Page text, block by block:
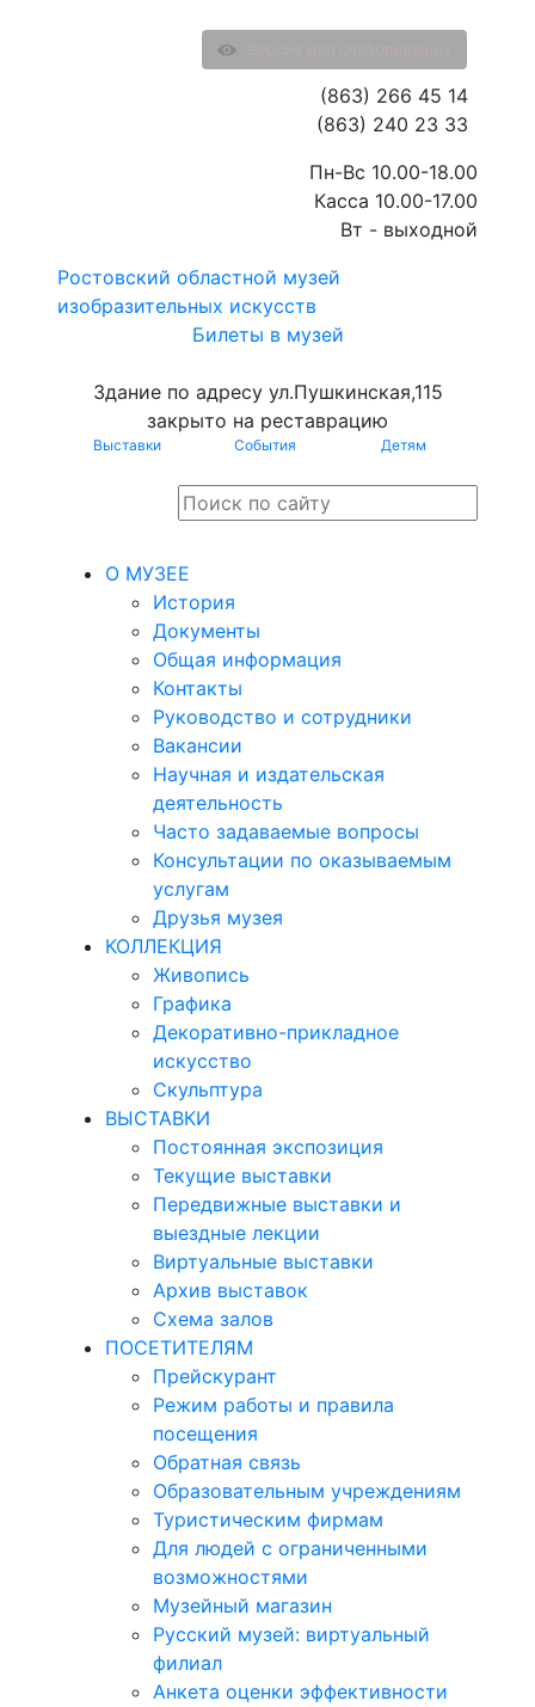
Ростовский областной музей
изобразительных искусств
Билеты в музей
Здание по адресу ул.Пушкинская,115
закрыто на реставрацию
Выставки События Детям
(863) 266 45 14
(863) 240 23 33
Пн-Вс 10.00-18.00
Касса 10.00-17.00
Вт - выходной
О МУЗЕЕ
История
Документы
Общая информация
Контакты
Руководство и сотрудники
Вакансии
Научная и издательская
деятельность
Часто задаваемые вопросы
Консультации по оказываемым
услугам
Друзья музея
КОЛЛЕКЦИЯ
Живопись
Графика
Декоративно-прикладное
искусство
Скульптура
ВЫСТАВКИ
Постоянная экспозиция
Текущие выставки
Передвижные выставки и
выездные лекции
Виртуальные выставки
Архив выставок
Схема залов
ПОСЕТИТЕЛЯМ
Прейскурант
Режим работы и правила
посещения
Обратная связь
Образовательным учреждениям
Туристическим фирмам
Для людей с ограниченными
возможностями
Музейный магазин
Русский музей: виртуальный
филиал
Анкета оценки эффективности